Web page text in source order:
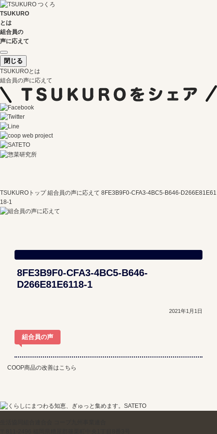
TSUKURO
とは
組合員の
声に応えて
閉じる
TSUKUROとは
組合員の声に応えて
TSUKUROトップ 組合員の声に応えて 8FE3B9F0-CFA3-4BC5-B646-D266E81E61
18-1
8FE3B9F0-CFA3-4BC5-B646-
D266E81E6118-1
2021年1月1日
組合員の声
COOP商品の改善はこちら